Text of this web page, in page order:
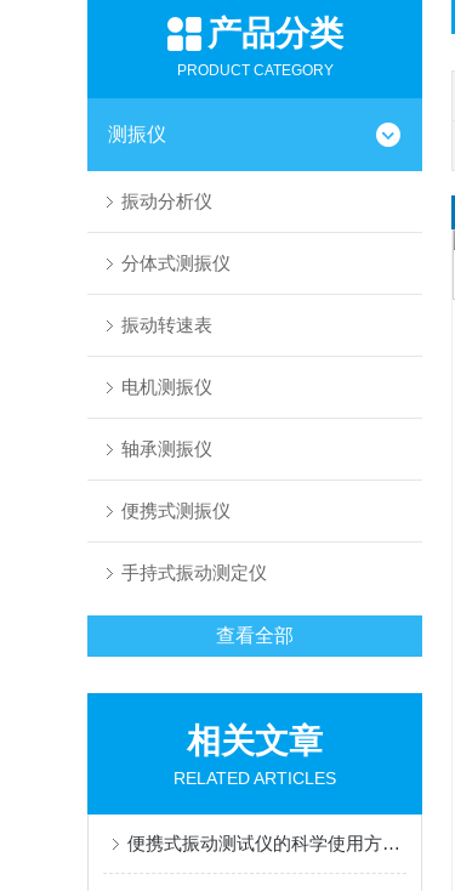
产品分类
PRODUCT CATEGORY
测振仪
振动分析仪
分体式测振仪
振动转速表
电机测振仪
轴承测振仪
便携式测振仪
手持式振动测定仪
查看全部
相关文章
RELATED ARTICLES
便携式振动测试仪的科学使用方法分享